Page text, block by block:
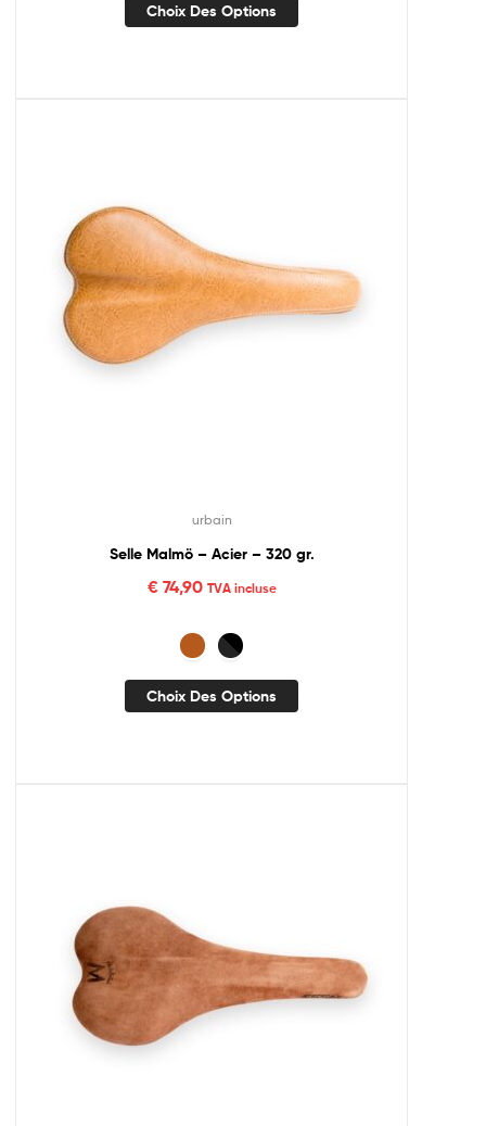
Choix Des Options
urbain
Selle Malmö – Acier – 320 gr.
€74,90 TVA incluse
Choix Des Options